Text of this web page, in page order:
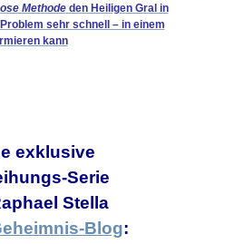
Methodeden Heiligen Gral in
sehr schnell – in einem
kann
exklusive
Serie
Stella
Blog: